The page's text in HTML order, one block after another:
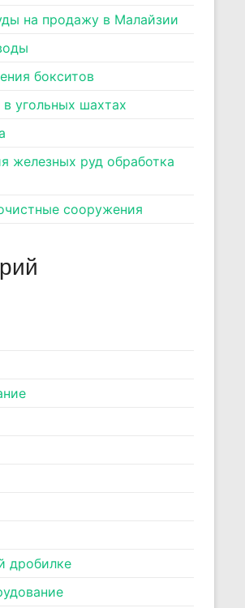
на продажу в Малайзии
бокситов
угольных шахтах
железных руд обработка
сооружения
дробилке